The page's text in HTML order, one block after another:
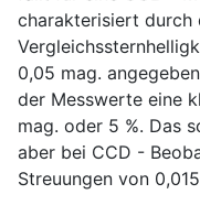
charakterisiert durch
0,05 mag.
der Messwerte eine
mag. oder 5 %. Das
aber bei CCD -
Streuungen von